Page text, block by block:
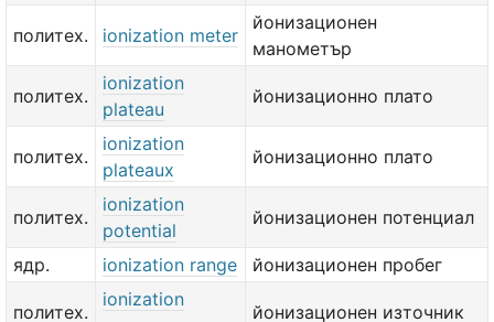
политех. ionization meter
йонизационен
манометър
политех.
ionization
plateau
йонизационно плато
политех.
ionization
plateaux
йонизационно плато
политех.
ionization
potential
йонизационен потенциал
ядр. ionization range йонизационен пробег
политех.
ionization
йонизационен източник